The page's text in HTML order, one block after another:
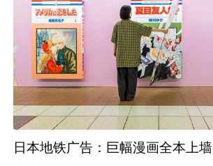
日本地铁广告：巨幅漫画全本上墙